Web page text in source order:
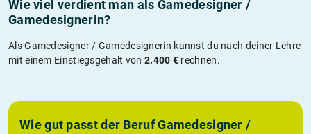
Wie viel verdient man als Gamedesigner /
Gamedesignerin?
Als Gamedesigner / Gamedesignerin kannst du nach deiner Lehre
mit einem Einstiegsgehalt von2.400 € rechnen.
Wie gut passt der Beruf Gamedesigner /